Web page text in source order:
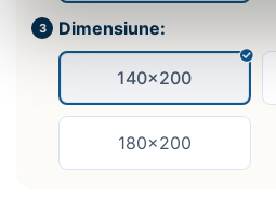
Dimensiune:
140x200
180x200